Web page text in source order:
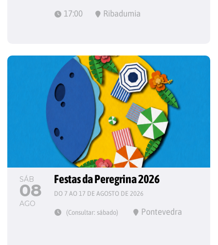
17:00 Ribadumia
SÁB
08
AGO
Festas da Peregrina 2026
DO 7 AO 17 DE AGOSTO DE 2026
(Consultar: sábado) Pontevedra